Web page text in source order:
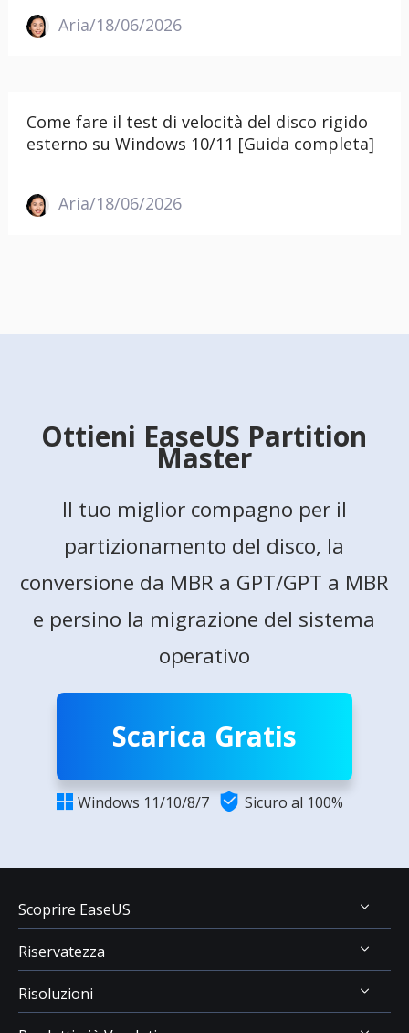
Aria/18/06/2026
Come fare il test di velocità del disco rigido
esterno su Windows 10/11 [Guida completa]
Aria/18/06/2026
Ottieni EaseUS Partition
Master
Il tuo miglior compagno per il
partizionamento del disco, la
conversione da MBR a GPT/GPT a MBR
e persino la migrazione del sistema
operativo
Scarica Gratis
 Windows 11/10/8/7  Sicuro al 100%
Scoprire EaseUS
Chi Siamo
Recensioni & Premi
Riservatezza
Disinstallazione
Risoluzioni